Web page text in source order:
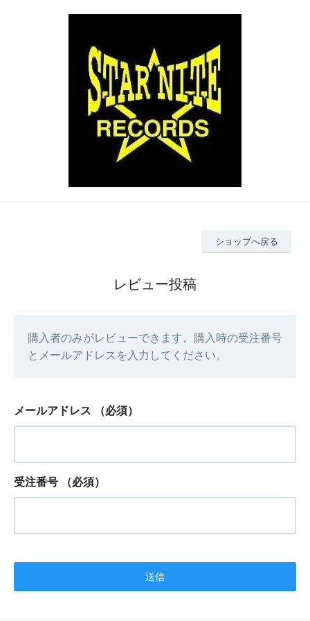
ショップへ戻る
レビュー投稿
購入者のみがレビューできます。購入時の受注番号
とメールアドレスを入力してください。
メールアドレス （必須）
受注番号 （必須）